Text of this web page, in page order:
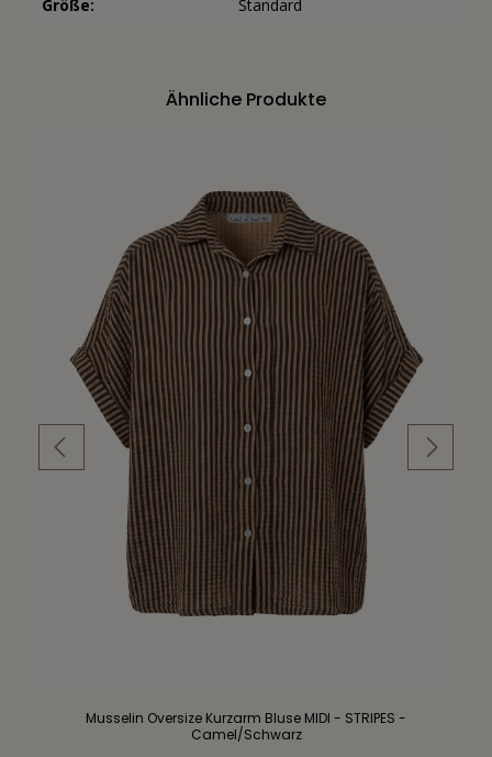
Größe: Standard
Ähnliche Produkte
Musselin Oversize Kurzarm Bluse MIDI - STRIPES -
Camel/Schwarz